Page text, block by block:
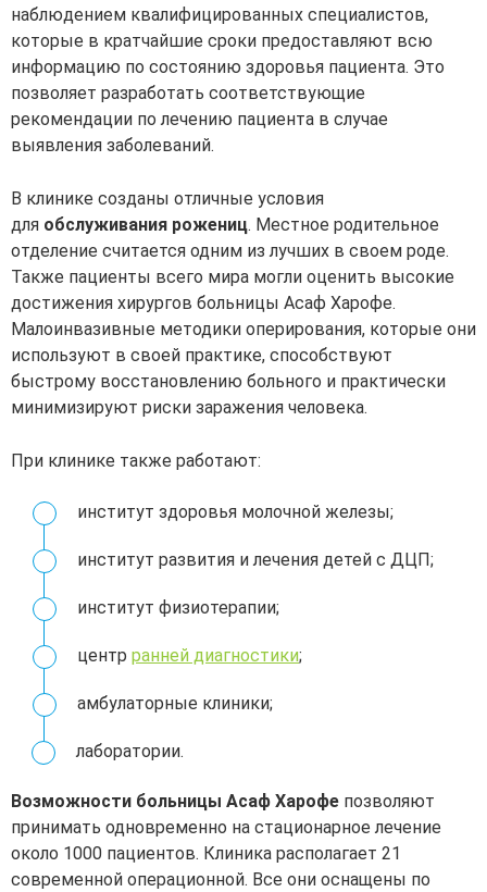
наблюдением квалифицированных специалистов,
которые в кратчайшие сроки предоставляют всю
информацию по состоянию здоровья пациента. Это
позволяет разработать соответствующие
рекомендации по лечению пациента в случае
выявления заболеваний.
В клинике созданы отличные условия
для обслуживания рожениц. Местное родительное
отделение считается одним из лучших в своем роде.
Также пациенты всего мира могли оценить высокие
достижения хирургов больницы Асаф Харофе.
Малоинвазивные методики оперирования, которые они
используют в своей практике, способствуют
быстрому восстановлению больного и практически
минимизируют риски заражения человека.
При клинике также работают:
институт здоровья молочной железы;
институт развития и лечения детей с ДЦП;
институт физиотерапии;
центр ранней диагностики;
амбулаторные клиники;
лаборатории.
Возможности больницы Асаф Харофе позволяют
принимать одновременно на стационарное лечение
около 1000 пациентов. Клиника располагает 21
современной операционной. Все они оснащены по